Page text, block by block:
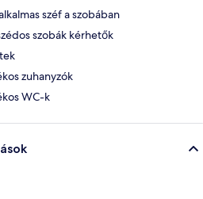
széf a szobában
szobák kérhetők
zuhanyzók
WC-k